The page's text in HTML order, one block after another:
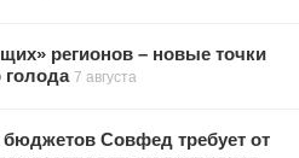
регионов – новые точки
голода 7 августа
Совфед требует от